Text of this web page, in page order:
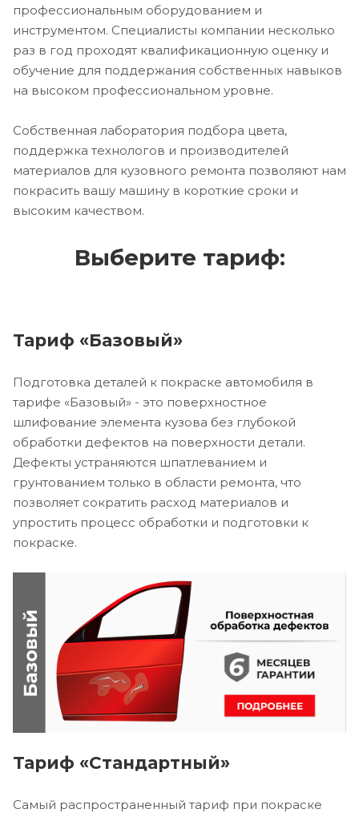
профессиональным оборудованием и
инструментом. Специалисты компании несколько
раз в год проходят квалификационную оценку и
обучение для поддержания собственных навыков
на высоком профессиональном уровне.
Собственная лаборатория подбора цвета,
поддержка технологов и производителей
материалов для кузовного ремонта позволяют нам
покрасить вашу машину в короткие сроки и
высоким качеством.
Выберите тариф:
Тариф «Базовый»
Подготовка деталей к покраске автомобиля в
тарифе «Базовый» - это поверхностное
шлифование элемента кузова без глубокой
обработки дефектов на поверхности детали.
Дефекты устраняются шпатлеванием и
грунтованием только в области ремонта, что
позволяет сократить расход материалов и
упростить процесс обработки и подготовки к
покраске.
Тариф «Стандартный»
Самый распространенный тариф при покраске